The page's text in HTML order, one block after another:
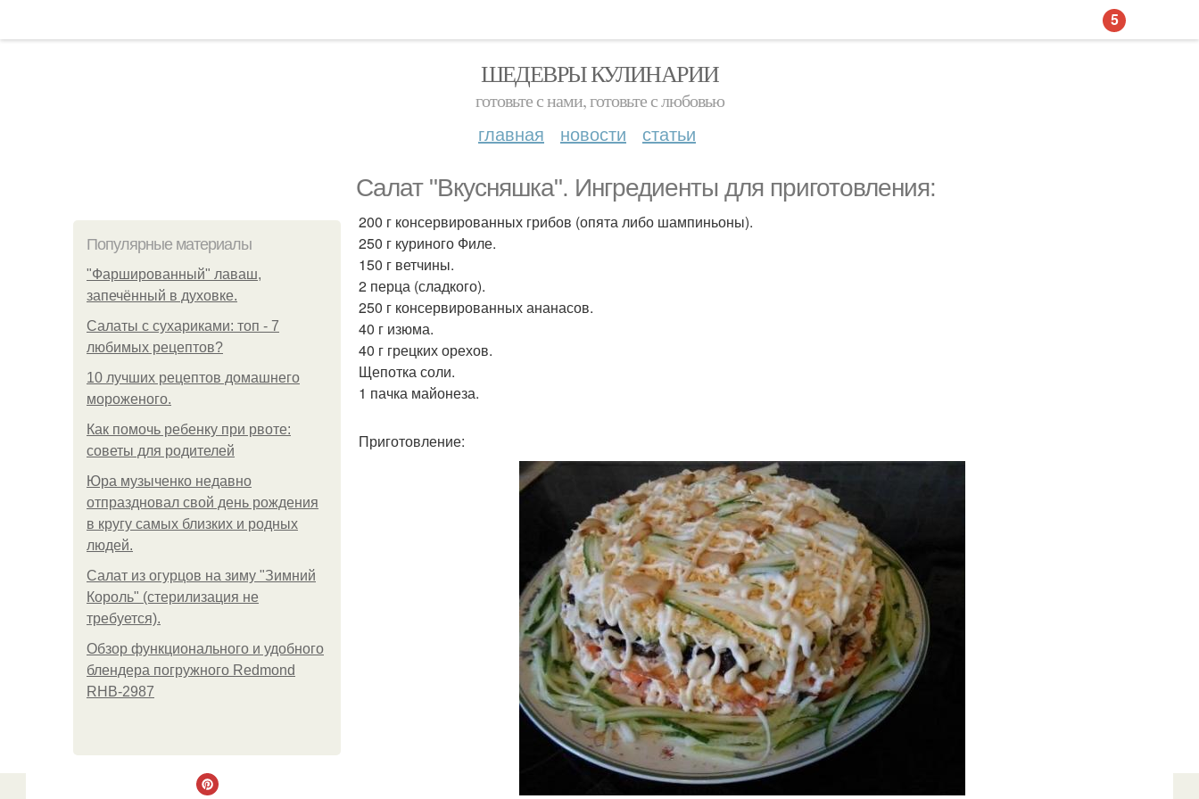
ШЕДЕВРЫ КУЛИНАРИИ
готовьте с нами, готовьте с любовью
главная новости статьи
Салат "Вкусняшка". Ингредиенты для приготовления:
Популярные материалы
"Фаршированный" лаваш,
запечённый в духовке.
Салаты с сухариками: топ - 7
любимых рецептов?
10 лучших рецептов домашнего
мороженого.
Как помочь ребенку при рвоте:
советы для родителей
Юра музыченко недавно
отпраздновал свой день рождения
в кругу самых близких и родных
людей.
Салат из огурцов на зиму "Зимний
Король" (стерилизация не
требуется).
Обзор функционального и удобного
блендера погружного Redmond
RHB-2987
200 г консервированных грибов (опята либо шампиньоны).
250 г куриного Филе.
150 г ветчины.
2 перца (сладкого).
250 г консервированных ананасов.
40 г изюма.
40 г грецких орехов.
Щепотка соли.
1 пачка майонеза.
Приготовление:
5